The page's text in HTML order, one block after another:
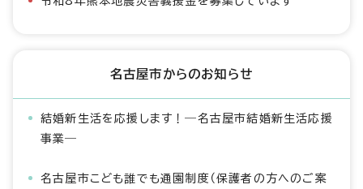
名古屋市からのお知らせ
結婚新生活を応援します！―名古屋市結婚新生活応援
事業―
名古屋市こども誰でも通園制度（保護者の方へのご案